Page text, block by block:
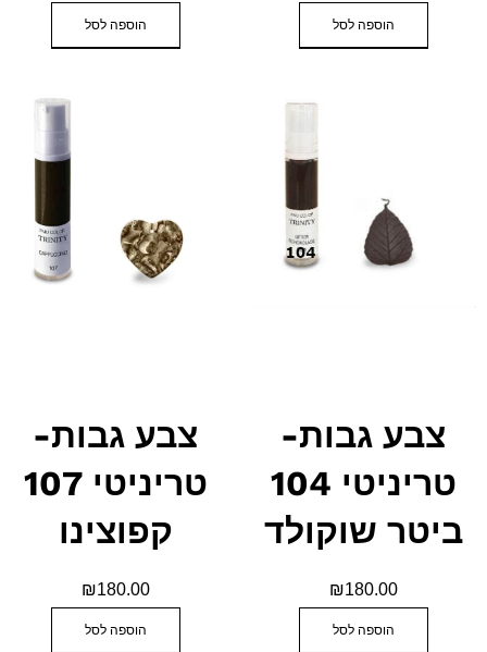
הוספה לסל הוספה לסל
צבע גבות-
טריניטי 104
ביטר שוקולד
₪180.00
הוספה לסל
צבע גבות-
טריניטי 107
קפוצינו
₪180.00
הוספה לסל